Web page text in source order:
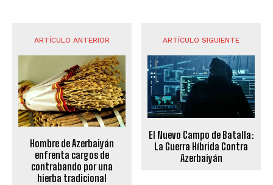
ARTÍCULO ANTERIOR
Hombre de Azerbaiyán
enfrenta cargos de
contrabando por una
hierba tradicional
ARTÍCULO SIGUIENTE
El Nuevo Campo de Batalla:
La Guerra Híbrida Contra
Azerbaiyán